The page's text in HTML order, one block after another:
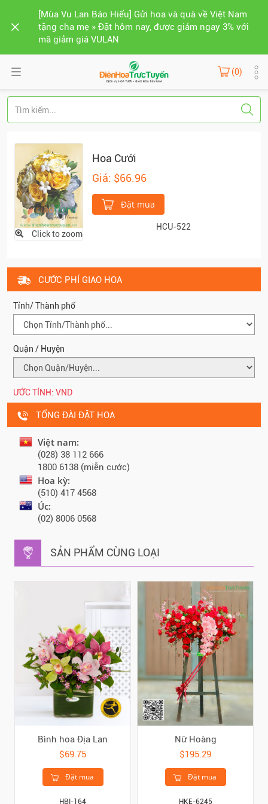
[Mùa Vu Lan Báo Hiếu] Gửi hoa và quà về Việt Nam
tặng cha mẹ » Đặt hôm nay, được giảm ngay 3% với
mã giảm giá VULAN
(0)
Click to zoom
Hoa Cưới
Giá: $66.96
Đặt mua
HCU-522
CƯỚC PHÍ GIAO HOA
Tỉnh/ Thành phố
Quận / Huyện
ƯỚC TÍNH: VND
TỔNG ĐÀI ĐẶT HOA
Việt nam:
(028) 38 112 666
1800 6138 (miễn cước)
Hoa kỳ:
(510) 417 4568
Úc:
(02) 8006 0568
SẢN PHẨM CÙNG LOẠI
Bình hoa Địa Lan
$69.75
Đặt mua
HBI-164
Nữ Hoàng
$195.29
Đặt mua
HKE-6245